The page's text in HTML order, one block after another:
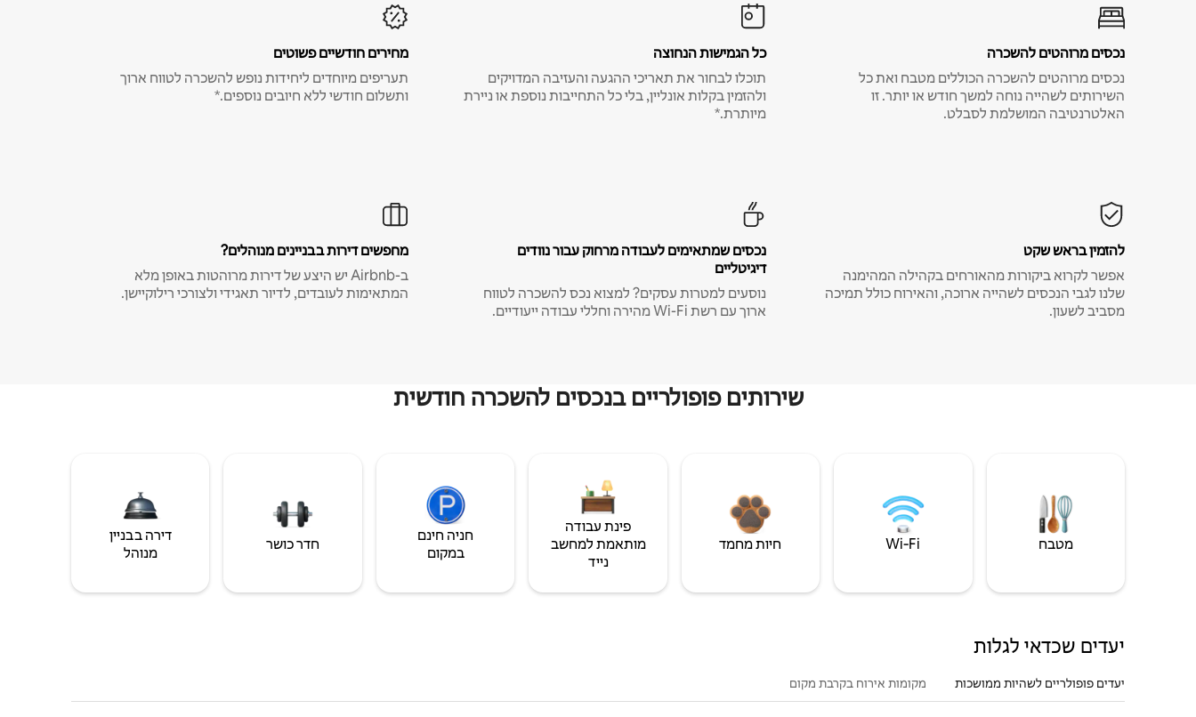
נכסים מרוהטים להשכרה
נכסים מרוהטים להשכרה הכוללים מטבח ואת כל
השירותים לשהייה נוחה למשך חודש או יותר. זו
האלטרנטיבה המושלמת לסבלט.
כל הגמישות הנחוצה
תוכלו לבחור את תאריכי ההגעה והעזיבה המדויקים
ולהזמין בקלות אונליין, בלי כל התחייבות נוספת או ניירת
מיותרת.*
מחירים חודשיים פשוטים
תעריפים מיוחדים ליחידות נופש להשכרה לטווח ארוך
ותשלום חודשי ללא חיובים נוספים.*
להזמין בראש שקט
אפשר לקרוא ביקורות מהאורחים בקהילה המהימנה
שלנו לגבי הנכסים לשהייה ארוכה, והאירוח כולל תמיכה
מסביב לשעון.
נכסים שמתאימים לעבודה מרחוק עבור נוודים
דיגיטליים
נוסעים למטרות עסקים? למצוא נכס להשכרה לטווח
ארוך עם רשת Wi-Fi מהירה וחללי עבודה ייעודיים.
מחפשים דירות בבניינים מנוהלים?
ב-Airbnb יש היצע של דירות מרוהטות באופן מלא
המתאימות לעובדים, לדיור תאגידי ולצורכי רילוקיישן.
שירותים פופולריים בנכסים להשכרה חודשית
מטבח Wi‑Fi חיות מחמד
פינת עבודה
מותאמת למחשב
נייד
חניה חינם
במקום
חדר כושר
דירה בבניין
מנוהל
יעדים שכדאי לגלות
יעדים פופולריים לשהיות ממושכות מקומות אירוח בקרבת מקום